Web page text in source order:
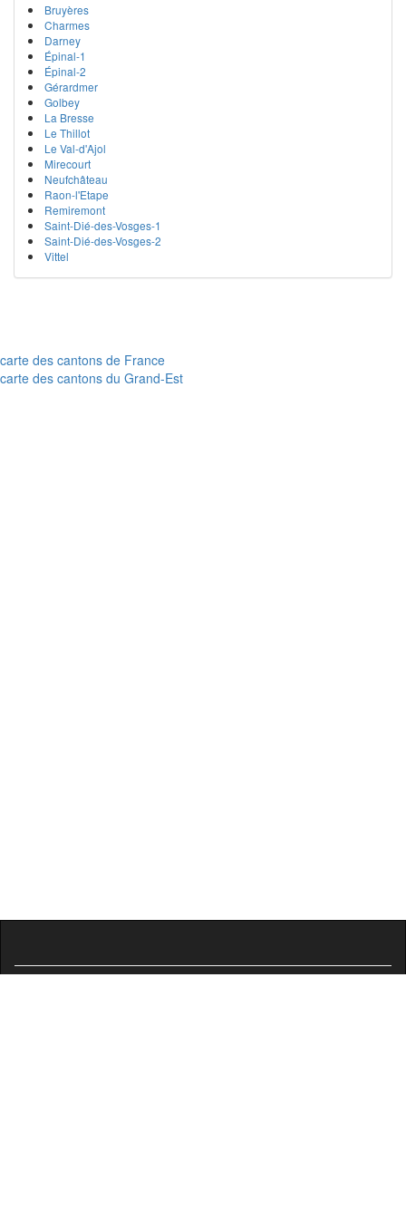
Bruyères
Charmes
Darney
Épinal-1
Épinal-2
Gérardmer
Golbey
La Bresse
Le Thillot
Le Val-d'Ajol
Mirecourt
Neufchâteau
Raon-l'Etape
Remiremont
Saint-Dié-des-Vosges-1
Saint-Dié-des-Vosges-2
Vittel
carte des cantons de France
carte des cantons du Grand-Est